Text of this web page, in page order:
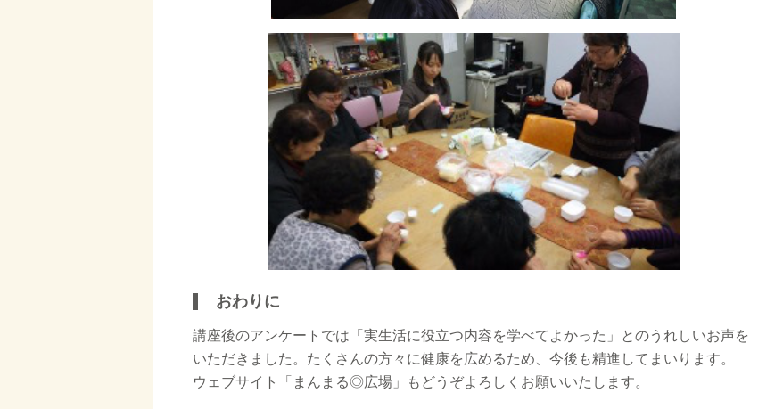
おわりに
講座後のアンケートでは「実生活に役立つ内容を学べてよかった」とのうれしいお声を
いただきました。たくさんの方々に健康を広めるため、今後も精進してまいります。
ウェブサイト「まんまる◎広場」もどうぞよろしくお願いいたします。